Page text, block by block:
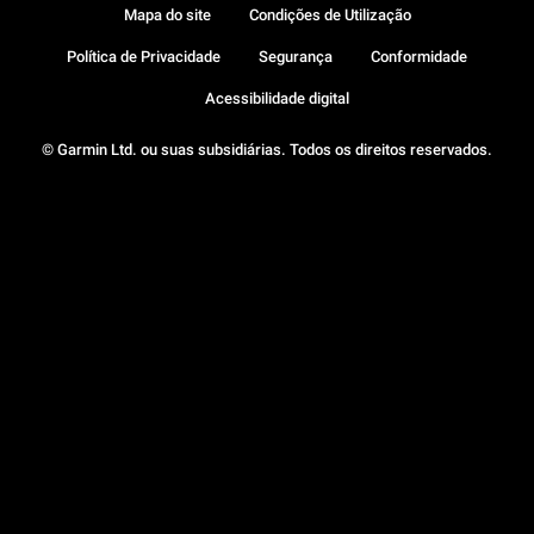
© Garmin Ltd. ou suas subsidiárias. Todos os direitos reservados.
Mapa do site Condições de Utilização
Política de Privacidade Segurança Conformidade
Acessibilidade digital